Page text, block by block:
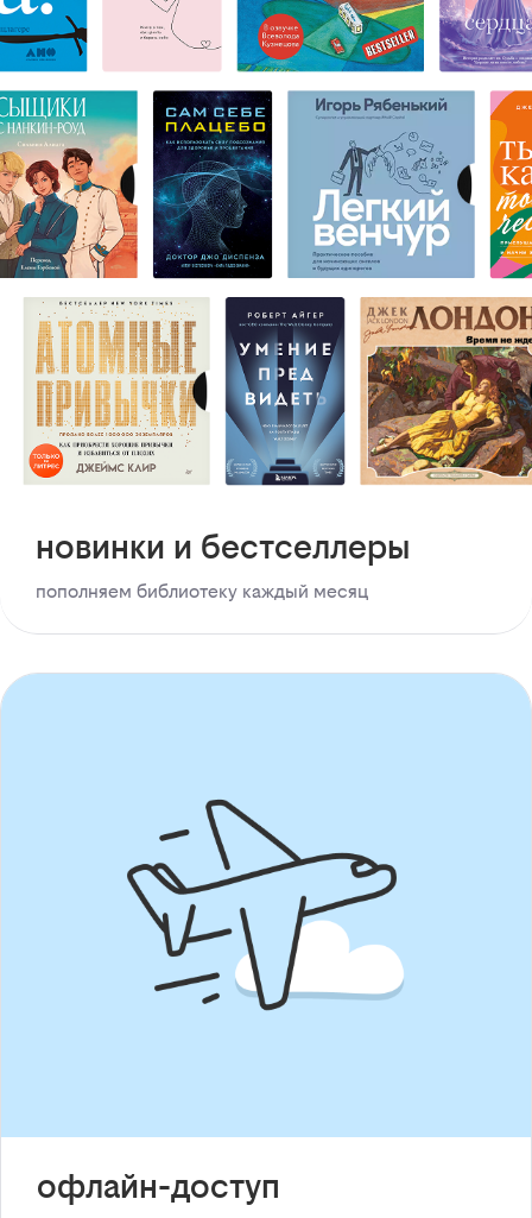
новинки и бестселлеры
пополняем библиотеку каждый месяц
офлайн-доступ